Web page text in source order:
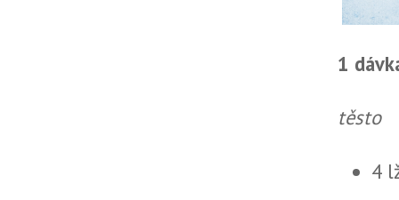
1
těsto
4